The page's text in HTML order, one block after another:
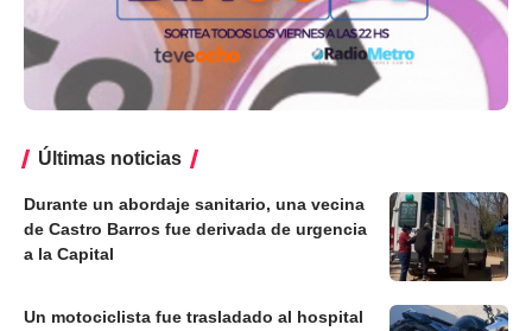
Últimas noticias
Durante un abordaje sanitario, una vecina
de Castro Barros fue derivada de urgencia
a la Capital
Un motociclista fue trasladado al hospital